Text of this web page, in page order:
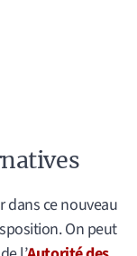
dans ce nouveau
On peut